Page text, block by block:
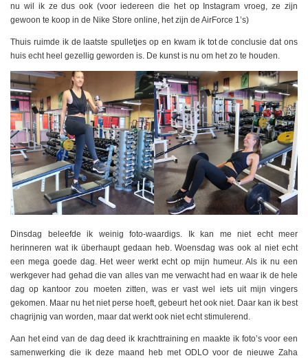
nu wil ik ze dus ook (voor iedereen die het op Instagram vroeg, ze zijn
gewoon te koop in de Nike Store online, het zijn de AirForce 1’s)
Thuis ruimde ik de laatste spulletjes op en kwam ik tot de conclusie dat ons
huis echt heel gezellig geworden is. De kunst is nu om het zo te houden.
Dinsdag beleefde ik weinig foto-waardigs. Ik kan me niet echt meer
herinneren wat ik überhaupt gedaan heb. Woensdag was ook al niet echt
een mega goede dag. Het weer werkt echt op mijn humeur. Als ik nu een
werkgever had gehad die van alles van me verwacht had en waar ik de hele
dag op kantoor zou moeten zitten, was er vast wel iets uit mijn vingers
gekomen. Maar nu het niet perse hoeft, gebeurt het ook niet. Daar kan ik best
chagrijnig van worden, maar dat werkt ook niet echt stimulerend.
Aan het eind van de dag deed ik krachttraining en maakte ik foto’s voor een
samenwerking die ik deze maand heb met ODLO voor de nieuwe Zaha